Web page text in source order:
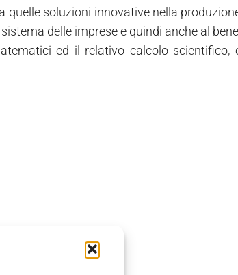
soluzioni innovative nella
delle imprese e quindi anche al
ed il relativo calcolo scientifico,